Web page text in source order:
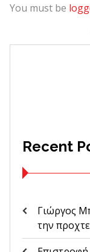
You must be
Recent
Γιώργος
την